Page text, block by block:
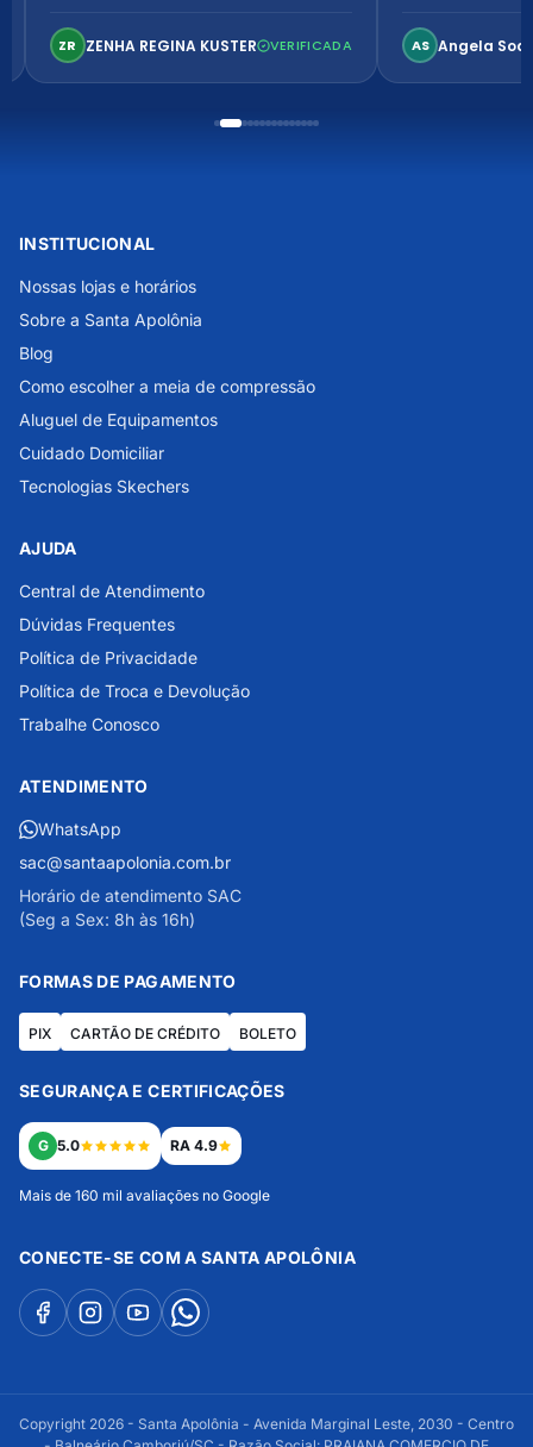
confortável. Perfeito!
ZR ZENHA REGINA KUSTER VERIFICADA AS Angela
INSTITUCIONAL
Nossas lojas e horários
Sobre a Santa Apolônia
Blog
Como escolher a meia de compressão
Aluguel de Equipamentos
Cuidado Domiciliar
Tecnologias Skechers
AJUDA
Central de Atendimento
Dúvidas Frequentes
Política de Privacidade
Política de Troca e Devolução
Trabalhe Conosco
ATENDIMENTO
WhatsApp
sac@santaapolonia.com.br
Horário de atendimento SAC
(Seg a Sex: 8h às 16h)
FORMAS DE PAGAMENTO
PIX CARTÃO DE CRÉDITO BOLETO
SEGURANÇA E CERTIFICAÇÕES
G 5.0 RA 4.9
Mais de 160 mil avaliações no Google
CONECTE-SE COM A SANTA APOLÔNIA
Copyright 2026 - Santa Apolônia - Avenida Marginal Leste, 2030 - Centro